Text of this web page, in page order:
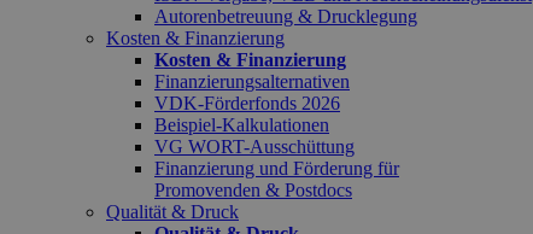
Autorenbetreuung & Drucklegung
Kosten & Finanzierung
Kosten & Finanzierung
Finanzierungsalternativen
VDK-Förderfonds 2026
Beispiel-Kalkulationen
VG WORT-Ausschüttung
Finanzierung und Förderung für
Promovenden & Postdocs
Qualität & Druck